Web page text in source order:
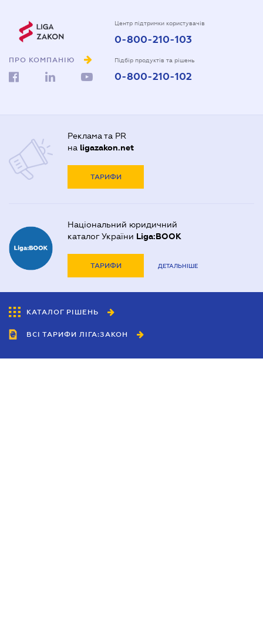
ПРО КОМПАНІЮ
Центр підтримки користувачів
0-800-210-103
Підбір продуктів та рішень
0-800-210-102
Реклама та PR
на ligazakon.net
ТАРИФИ
Національний юридичний
каталог України Liga:BOOK
ТАРИФИ ДЕТАЛЬНІШЕ
КАТАЛОГ РІШЕНЬ
ВСІ ТАРИФИ ЛІГА:ЗАКОН